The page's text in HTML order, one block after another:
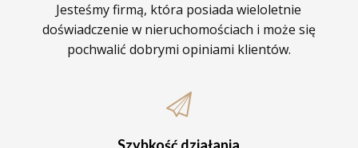
Jesteśmy firmą, która posiada wieloletnie
doświadczenie w nieruchomościach i może się
pochwalić dobrymi opiniami klientów.